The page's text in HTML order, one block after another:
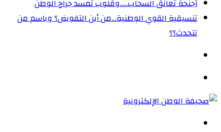
أجنحة تعانق السحاب…..وقلوب تمسد جراح الوطن
تنسيقية القوي الوطنية…من أين التفويض؟ وباسم من
تتحدث؟؟